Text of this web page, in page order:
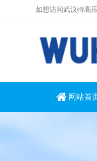
如想访问武汉特高
网站首